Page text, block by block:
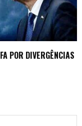
POR DIVERGÊNCIAS